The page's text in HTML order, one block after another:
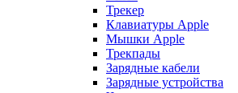
Трекер
Клавиатуры Apple
Мышки Apple
Трекпады
Зарядные кабели
Зарядные устройства